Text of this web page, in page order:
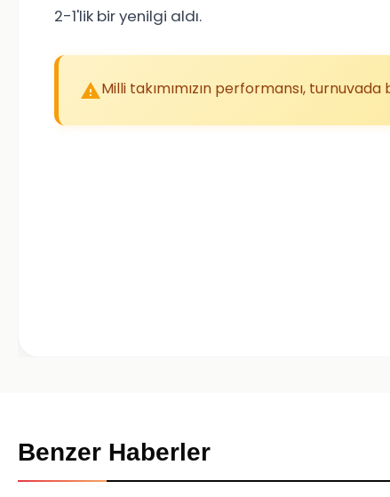
2-1'lik bir yenilgi aldı.
Milli takımımızın performansı,
Benzer Haberler